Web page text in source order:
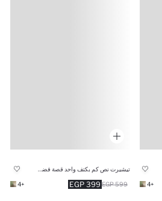
+4
399 EGP 599 EGP
+4